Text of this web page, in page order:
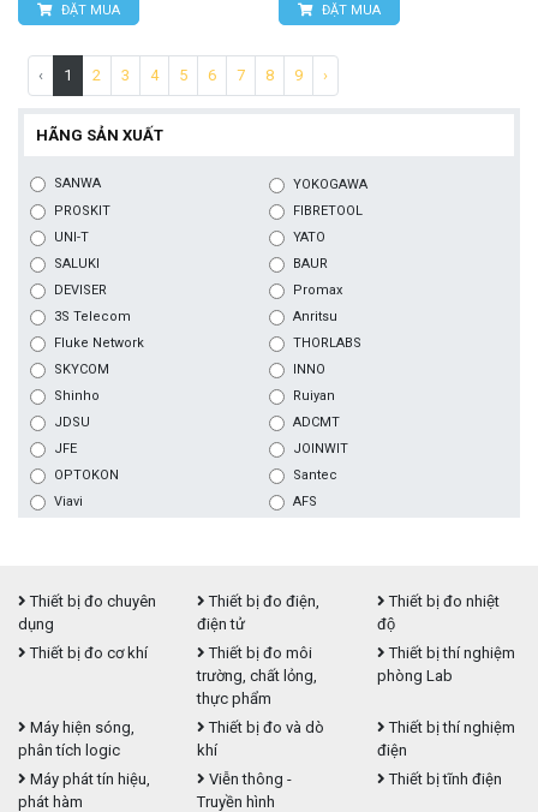
ĐẶT MUA ĐẶT MUA
‹ 1 2 3 4 5 6 7 8 9 ›
HÃNG SẢN XUẤT
SANWA
YOKOGAWA
PROSKIT
FIBRETOOL
UNI-T
YATO
SALUKI
BAUR
DEVISER
Promax
3S Telecom
Anritsu
Fluke Network
THORLABS
SKYCOM
INNO
Shinho
Ruiyan
JDSU
ADCMT
JFE
JOINWIT
OPTOKON
Santec
Viavi
AFS
Thiết bị đo chuyên
dụng
Thiết bị đo điện,
điện tử
Thiết bị đo nhiệt
độ
Thiết bị đo cơ khí
Thiết bị đo môi
trường, chất lỏng,
thực phẩm
Thiết bị thí nghiệm
phòng Lab
Máy hiện sóng,
phân tích logic
Thiết bị đo và dò
khí
Thiết bị thí nghiệm
điện
Máy phát tín hiệu,
phát hàm
Viễn thông -
Truyền hình
Thiết bị tĩnh điện